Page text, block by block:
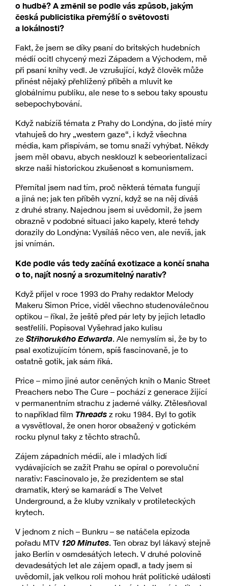
o hudbě? A změnil se podle vás způsob, jakým
česká publicistika přemýšlí o světovosti
a lokálnosti?
Fakt, že jsem se díky psaní do britských hudebních
médií ocitl chycený mezi Západem a Východem, mě
při psaní knihy vedl. Je vzrušující, když člověk může
přinést nějaký přehlížený příběh a mluvit ke
globálnímu publiku, ale nese to s sebou taky spoustu
sebepochybování.
Když nabízíš témata z Prahy do Londýna, do jisté míry
vtahuješ do hry „western gaze“, i když všechna
média, kam přispívám, se tomu snaží vyhýbat. Někdy
jsem měl obavu, abych nesklouzl k sebeorientalizaci
skrze naši historickou zkušenost s komunismem.
Přemítal jsem nad tím, proč některá témata fungují
a jiná ne; jak ten příběh vyzní, když se na něj díváš
z druhé strany. Najednou jsem si uvědomil, že jsem
obrazně v podobné situaci jako kapely, které tehdy
dorazily do Londýna: Vysíláš něco ven, ale nevíš, jak
jsi vnímán.
Kde podle vás tedy začíná exotizace a končí snaha
o to, najít nosný a srozumitelný narativ?
Když přijel v roce 1993 do Prahy redaktor Melody
Makeru Simon Price, viděl všechno studenoválečnou
optikou – říkal, že ještě před pár lety by jejich letadlo
sestřelili. Popisoval Vyšehrad jako kulisu
ze Střihorukého Edwarda. Ale nemyslím si, že by to
psal exotizujícím tónem, spíš fascinovaně, je to
ostatně gotik, jak sám říká.
Price – mimo jiné autor ceněných knih o Manic Street
Preachers nebo The Cure – pochází z generace žijící
v permanentním strachu z jaderné války. Ztělesňoval
to například film Threads z roku 1984. Byl to gotik
a vysvětloval, že onen horor obsažený v gotickém
rocku plynul taky z těchto strachů.
Zájem západních médií, ale i mladých lidí
vydávajících se zažít Prahu se opíral o porevoluční
narativ: Fascinovalo je, že prezidentem se stal
dramatik, který se kamarádí s The Velvet
Underground, a že kluby vznikaly v protileteckých
krytech.
V jednom z nich – Bunkru – se natáčela epizoda
pořadu MTV 120 Minutes. Ten obraz byl lákavý stejně
jako Berlín v osmdesátých letech. V druhé polovině
devadesátých let ale zájem opadl, a tady jsem si
uvědomil, jak velkou roli mohou hrát politické události